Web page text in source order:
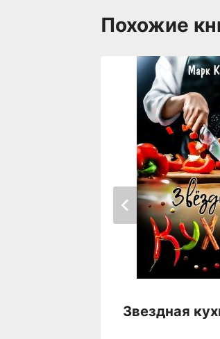
Похожие
Звездная